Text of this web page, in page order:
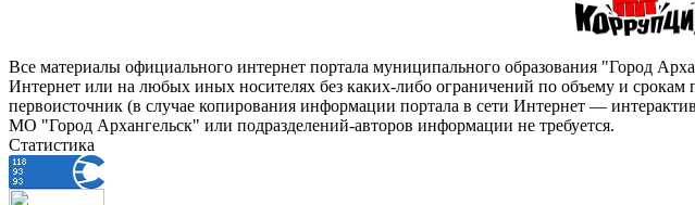
Все материалы официального интернет портала муниципального образования "Город
Интернет или на любых иных носителях без каких-либо ограничений по объему и
первоисточник (в случае копирования информации портала в сети Интернет —
МО "Город Архангельск" или подразделений-авторов информации не требуется.
Статистика